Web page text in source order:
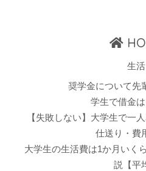
生活
奨学金について先
学生で借金
【失敗しない】大学生で一
仕送り・費
大学生の生活費は1か月いく
説【平